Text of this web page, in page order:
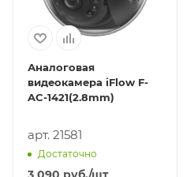
Аналоговая
видеокамера iFlow F-
AC-1421(2.8mm)
арт. 21581
Достаточно